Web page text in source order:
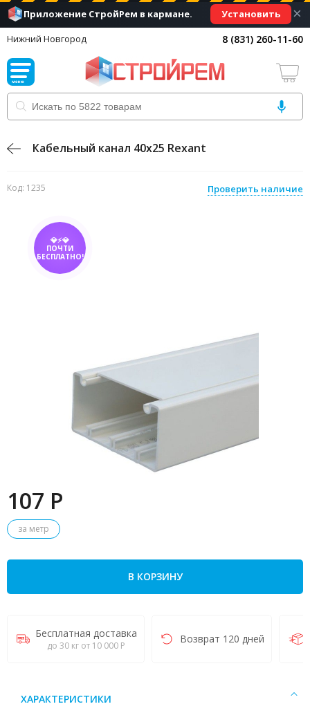
Приложение СтройРем в кармане. Установить ×
Нижний Новгород 8 (831) 260-11-60
Кабельный канал 40х25 Rexant
Код: 1235 Проверить наличие
💎⚡💎
ПОЧТИ
БЕСПЛАТНО!
107 P
за метр
В КОРЗИНУ
Бесплатная доставка
до 30 кг от 10 000 Р
Возврат 120 дней
ХАРАКТЕРИСТИКИ